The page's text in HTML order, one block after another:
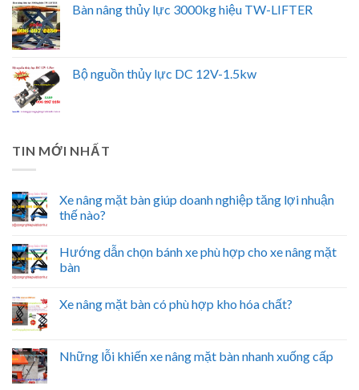
Bàn nâng thủy lực 3000kg hiệu TW-LIFTER
Bộ nguồn thủy lực DC 12V-1.5kw
TIN MỚI NHẤT
Xe nâng mặt bàn giúp doanh nghiệp tăng lợi nhuận
thế nào?
Hướng dẫn chọn bánh xe phù hợp cho xe nâng mặt
bàn
Xe nâng mặt bàn có phù hợp kho hóa chất?
Những lỗi khiến xe nâng mặt bàn nhanh xuống cấp